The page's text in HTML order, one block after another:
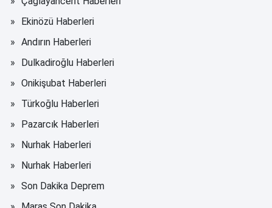
Ekinözü Haberleri
Andırın Haberleri
Dulkadiroğlu Haberleri
Onikişubat Haberleri
Türkoğlu Haberleri
Pazarcık Haberleri
Nurhak Haberleri
Nurhak Haberleri
Son Dakika Deprem